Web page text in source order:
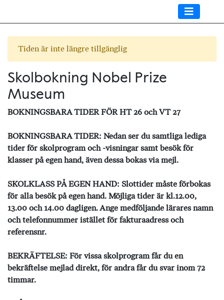
Tiden är inte längre tillgänglig
Skolbokning Nobel Prize
Museum
BOKNINGSBARA TIDER FÖR HT 26 och VT 27
BOKNINGSBARA TIDER: Nedan ser du samtliga lediga
tider för skolprogram och -visningar samt besök för
klasser på egen hand, även dessa bokas via mejl.
SKOLKLASS PÅ EGEN HAND: Slottider måste förbokas
för alla besök på egen hand. Möjliga tider är kl.12.00,
13.00 och 14.00 dagligen. Ange medföljande lärares namn
och telefonnummer istället för fakturaadress och
referensnr.
BEKRÄFTELSE: För vissa skolprogram får du en
bekräftelse mejlad direkt, för andra får du svar inom 72
timmar.